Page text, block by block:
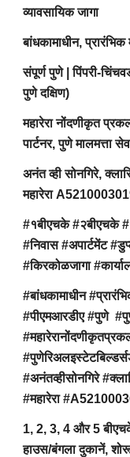
व्यावसायिक जागा
बांधकामाधीन, प्रारंभिक
संपूर्ण पुणे | पिंपरी-
पुणे दक्षिण)
महारेरा नोंदणीकृत
पार्टनर, पुणे मालमत्ता
अनंत व्ही सोनगिरे,
महारेरा
#१बीएचके #२बीएचके
#निवास #अपार्टमेंट
#किरकोळजागा
#बांधकामाधीन
#पीएमआरडीए #पुणे
#अनंतव्हीसोनगिरे
#महारेरा
1, 2, 3, 4 और 5
हाउस/बंगला दुकानें,